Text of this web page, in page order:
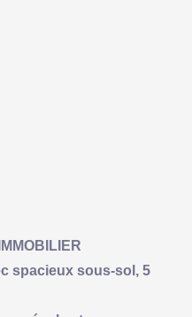
spacieux sous-sol, 5